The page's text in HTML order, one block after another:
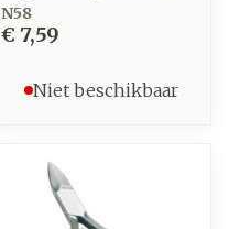
N58
€ 7,59
Niet beschikbaar